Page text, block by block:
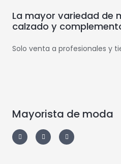
La mayor variedad de
calzado y
Solo venta a profesionales y
Mayorista de moda